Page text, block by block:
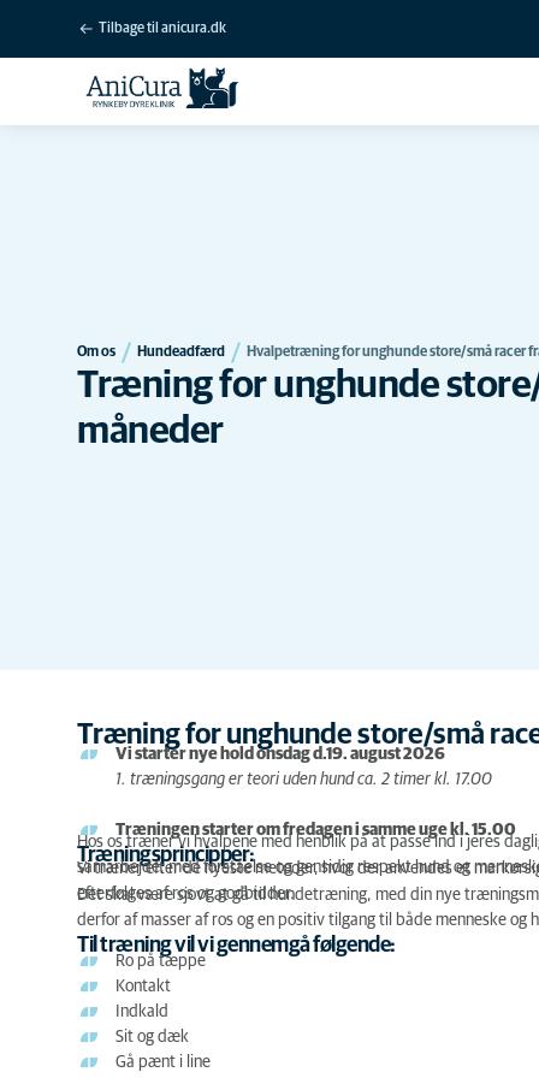
Tilbage til anicura.dk
Om os Hundeadfærd Hvalpetræning for unghunde store/små racer
Træning for unghunde
måneder
Træning for unghunde store/små
Vi starter nye hold onsdag d.19. august 2026
1. træningsgang er teori uden hund ca. 2 timer kl. 17.00
Træningen starter om fredagen i samme uge kl. 15.00
Træningsprincipper:
Hos os træner vi hvalpene med henblik på at passe ind i jeres
samarbejde, med forståelse og gensidig respekt hund og
Vi træner efter de nyeste metoder, hvor der anvendes et
efterfølges af ros og godbidder.
Det skal være sjovt at gå til hundetræning, med din nye
derfor af masser af ros og en positiv tilgang til både menneske og
Til træning vil vi gennemgå følgende:
Ro på tæppe
Kontakt
Indkald
Sit og dæk
Gå pænt i line